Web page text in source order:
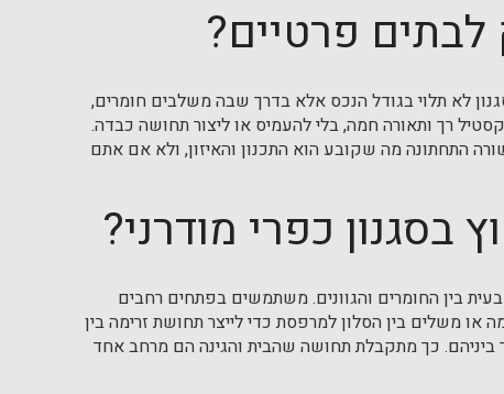
לבתים פרטיים?
לא תלוי בגודל הנכס אלא בדרך שבה משלבים חומרים,
רך ותאורה חמה, בלי להעמיס או ליצור תחושה כבדה.
התחתונה מה שקובע הוא התכנון והאיזון, ולא אם אתם
בסגנון כפרי מודרני?
בין החומרים והגוונים. משתמשים בפתחים רחבים
או משלים בין הסלון למרפסת כדי לייצר תחושת זרימה בין
ביניהם. כך מתקבלת תחושה שהבית והגינה הם מרחב אחד